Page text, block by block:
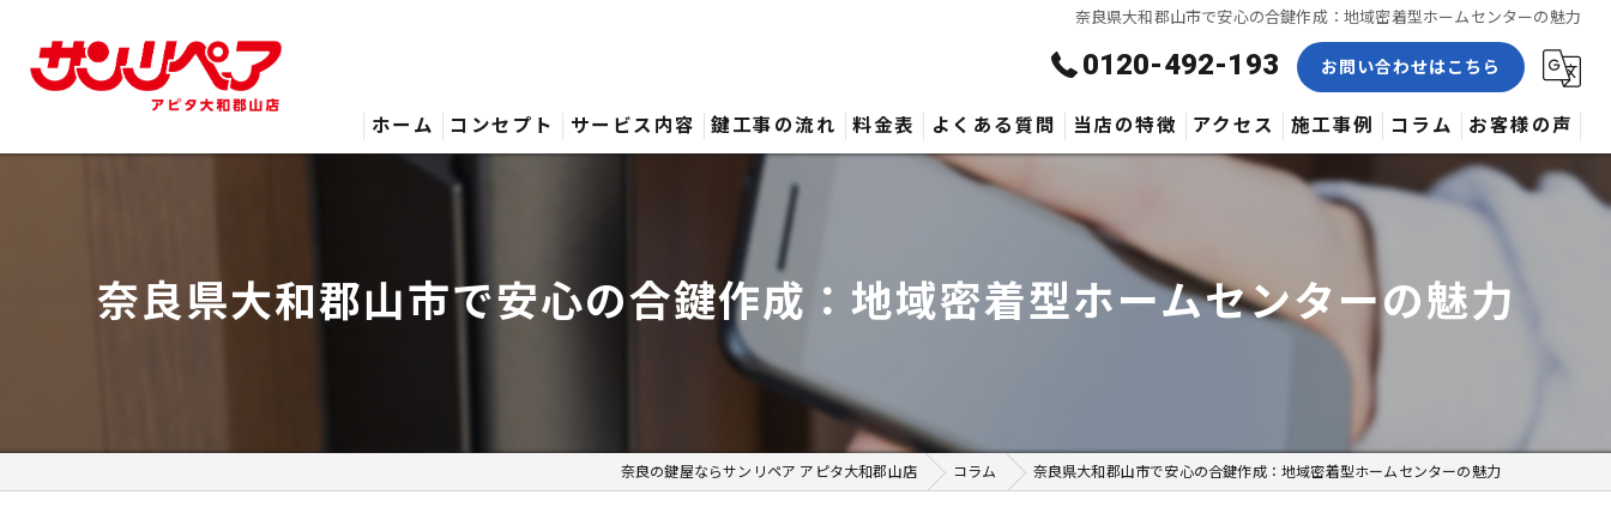
奈良県大和郡山市で安心の合鍵作成：地域密着型ホームセンターの魅力
0120-492-193 お問い合わせはこちら
ホーム コンセプト サービス内容 鍵工事の流れ 料金表 よくある質問 当店の特徴
修理
交換
アクセス 施工事例 コラム お客様の声
奈良県大和郡山市で安心の合鍵作成：地域密着型ホームセンターの魅力
奈良の鍵屋ならサンリペア アピタ大和郡山店 コラム 奈良県大和郡山市で安心の合鍵作成：地域密着型ホームセンターの魅力